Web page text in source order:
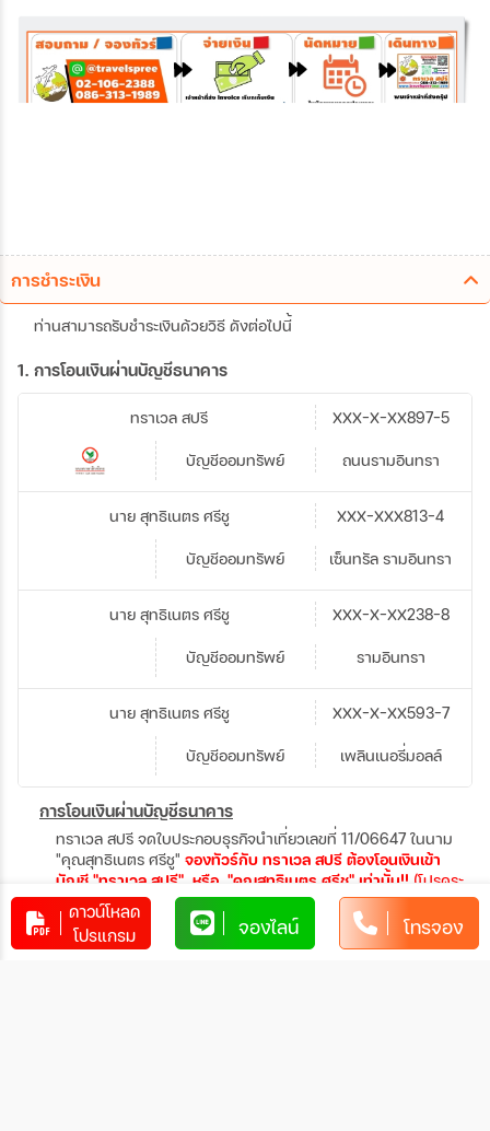
โทรจอง
จองไลน์
ดาวน์โหลด
โปรแกรม
การชำระเงิน
ท่านสามารถรับชำระเงินด้วยวิธี ดังต่อไปนี้
1. การโอนเงินผ่านบัญชีธนาคาร
บัญชีออมทรัพย์
ทราเวล สปรี
ถนนรามอินทรา
XXX-X-XX897-5
บัญชีออมทรัพย์
นาย สุทธิเนตร ศรีชู
เซ็นทรัล รามอินทรา
XXX-XXX813-4
บัญชีออมทรัพย์
นาย สุทธิเนตร ศรีชู
รามอินทรา
XXX-X-XX238-8
บัญชีออมทรัพย์
นาย สุทธิเนตร ศรีชู
เพลินเนอรี่มอลล์
XXX-X-XX593-7
การโอนเงินผ่านบัญชีธนาคาร
ทราเวล สปรี จดใบประกอบธุรกิจนำเที่ยวเลขที่ 11/06647 ในนาม
"คุณสุทธิเนตร ศรีชู" จองทัวร์กับ ทราเวล สปรี ต้องโอนเงินเข้า
บัญชี "ทราเวล สปรี" หรือ "คุณสุทธิเนตร ศรีชู" เท่านั้น!! (โปรดระ
วังมิจจาชีพ)หากโอนเข้าบัญชีอื่น เราไม่รับผิดชอบทุกกรณี
2. ชำระผ่านบัตรเครดิต